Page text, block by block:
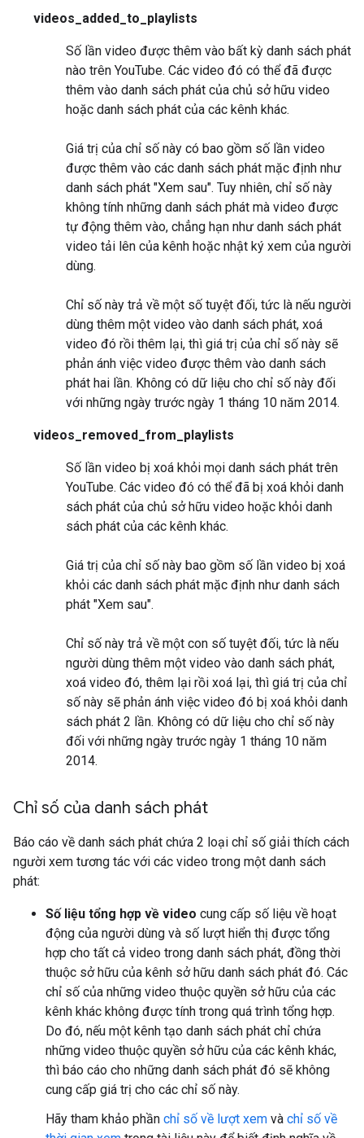
videos_added_to_playlists
Số lần video được thêm vào bất kỳ danh sách phát
nào trên YouTube. Các video đó có thể đã được
thêm vào danh sách phát của chủ sở hữu video
hoặc danh sách phát của các kênh khác.
Giá trị của chỉ số này có bao gồm số lần video
được thêm vào các danh sách phát mặc định như
danh sách phát "Xem sau". Tuy nhiên, chỉ số này
không tính những danh sách phát mà video được
tự động thêm vào, chẳng hạn như danh sách phát
video tải lên của kênh hoặc nhật ký xem của người
dùng.
Chỉ số này trả về một số tuyệt đối, tức là nếu người
dùng thêm một video vào danh sách phát, xoá
video đó rồi thêm lại, thì giá trị của chỉ số này sẽ
phản ánh việc video được thêm vào danh sách
phát hai lần. Không có dữ liệu cho chỉ số này đối
với những ngày trước ngày 1 tháng 10 năm 2014.
videos_removed_from_playlists
Số lần video bị xoá khỏi mọi danh sách phát trên
YouTube. Các video đó có thể đã bị xoá khỏi danh
sách phát của chủ sở hữu video hoặc khỏi danh
sách phát của các kênh khác.
Giá trị của chỉ số này bao gồm số lần video bị xoá
khỏi các danh sách phát mặc định như danh sách
phát "Xem sau".
Chỉ số này trả về một con số tuyệt đối, tức là nếu
người dùng thêm một video vào danh sách phát,
xoá video đó, thêm lại rồi xoá lại, thì giá trị của chỉ
số này sẽ phản ánh việc video đó bị xoá khỏi danh
sách phát 2 lần. Không có dữ liệu cho chỉ số này
đối với những ngày trước ngày 1 tháng 10 năm
2014.
Chỉ số của danh sách phát
Báo cáo về danh sách phát chứa 2 loại chỉ số giải thích cách
người xem tương tác với các video trong một danh sách
phát:
Số liệu tổng hợp về video cung cấp số liệu về hoạt
động của người dùng và số lượt hiển thị được tổng
hợp cho tất cả video trong danh sách phát, đồng thời
thuộc sở hữu của kênh sở hữu danh sách phát đó. Các
chỉ số của những video thuộc quyền sở hữu của các
kênh khác không được tính trong quá trình tổng hợp.
Do đó, nếu một kênh tạo danh sách phát chỉ chứa
những video thuộc quyền sở hữu của các kênh khác,
thì báo cáo cho những danh sách phát đó sẽ không
cung cấp giá trị cho các chỉ số này.
Hãy tham khảo phần chỉ số về lượt xem và chỉ số về